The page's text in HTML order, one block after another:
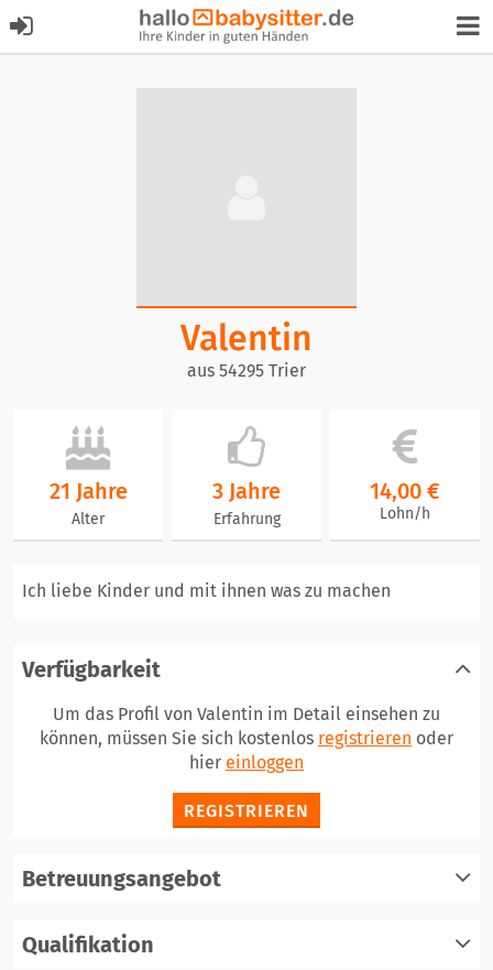
Valentin
aus 54295 Trier
21 Jahre
Alter
3 Jahre
Erfahrung
14,00 €
Lohn/h
Ich liebe Kinder und mit ihnen was zu machen
Verfügbarkeit
Um das Profil von Valentin im Detail einsehen zu
können, müssen Sie sich kostenlos registrieren oder
hier einloggen
REGISTRIEREN
Betreuungsangebot
Qualifikation